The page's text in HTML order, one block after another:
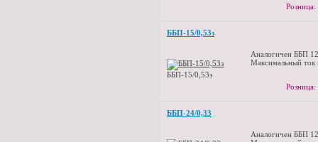
ББП-15/0,53з
ББП-15/0,53з
Аналогичен ББП
Максимальный ток
ББП-24/0,33
Аналогичен ББП